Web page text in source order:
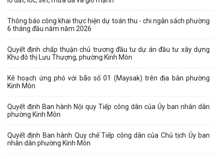
Thông báo công khai thực hiện dự toán thu - chi ngân sách phường
6 tháng đầu năm năm 2026
Quyết định chấp thuận chủ trương đầu tư dự án đầu tư xây dựng
Khu đô thị Lưu Thượng, phường Kinh Môn
Kê hoạch ứng phó với bão số 01 (Maysak) trên địa bàn phường
Kinh Môn
Quyết định Ban hành Nội quy Tiếp công dân của Ủy ban nhân dân
phường Kinh Môn
Quyết định Ban hành Quy chế Tiếp công dân của Chủ tịch Ủy ban
nhân dân phường Kinh Môn